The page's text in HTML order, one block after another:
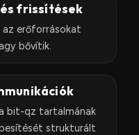
frissítések
erőforrásokat
bővítik.
bit-qz tartalmának
strukturált